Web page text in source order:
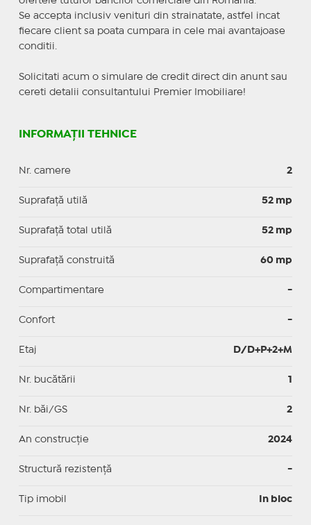
Se accepta inclusiv venituri din strainatate, astfel incat
fiecare client sa poata cumpara in cele mai avantajoase
conditii.
Solicitati acum o simulare de credit direct din anunt sau
cereti detalii consultantului Premier Imobiliare!
INFORMAȚII TEHNICE
Nr. camere 2
Suprafaţă utilă 52 mp
Suprafaţă total utilă 52 mp
Suprafaţă construită 60 mp
Compartimentare -
Confort -
Etaj D/D+P+2+M
Nr. bucătării 1
Nr. băi/GS 2
An construcție 2024
Structură rezistență -
Tip imobil In bloc